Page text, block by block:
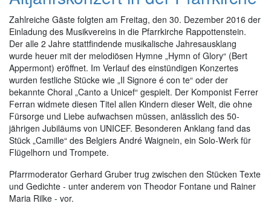
Zahlreiche Gäste folgten am Freitag, den 30. Dezember 2016 der
Einladung des Musikvereins in die Pfarrkirche Rappottenstein.
Der alle 2 Jahre stattfindende musikalische Jahresausklang
wurde heuer mit der melodiösen Hymne „Hymn of Glory“ (Bert
Appermont) eröffnet. Im Verlauf des einstündigen Konzertes
wurden festliche Stücke wie „Il Signore é con te“ oder der
bekannte Choral „Canto a Unicef“ gespielt. Der Komponist Ferrer
Ferran widmete diesen Titel allen Kindern dieser Welt, die ohne
Fürsorge und Liebe aufwachsen müssen, anlässlich des 50-
jährigen Jubiläums von UNICEF. Besonderen Anklang fand das
Stück „Camille“ des Belgiers André Waignein, ein Solo-Werk für
Flügelhorn und Trompete.
Pfarrmoderator Gerhard Gruber trug zwischen den Stücken Texte
und Gedichte - unter anderem von Theodor Fontane und Rainer
Maria Rilke - vor.